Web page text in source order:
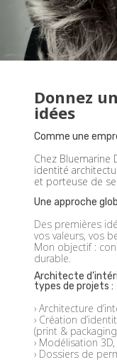
Donnez
idées
Comme une
Chez Bluemarine
identité
et porteuse de
Une approche
Des premières
vos valeurs, vos
Mon objectif :
durable.
Architecte
types de projets :
› Architecture
› Création
(print &
› Modélisation
› Dossiers de